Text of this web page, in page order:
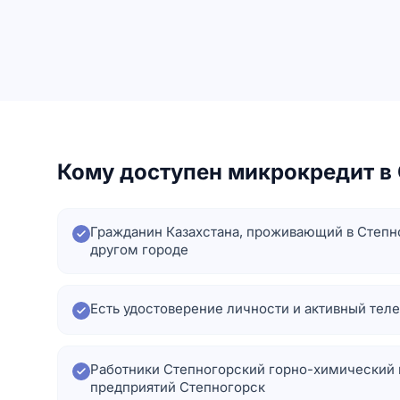
Кому доступен микрокредит в
Гражданин Казахстана, проживающий в
другом городе
Есть удостоверение личности и активный
Работники Степногорский горно-химический
предприятий Степногорск